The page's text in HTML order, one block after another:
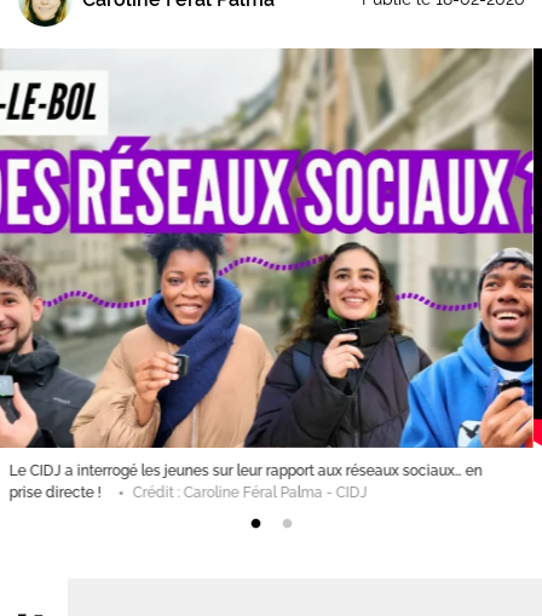
Le CIDJ a interrogé les jeunes sur leur rapport aux réseaux sociaux… en
prise directe !
Crédit : Caroline Féral Palma - CIDJ